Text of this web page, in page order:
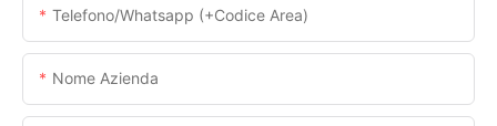
Telefono/whatsapp (+codice Area)
Nome Azienda